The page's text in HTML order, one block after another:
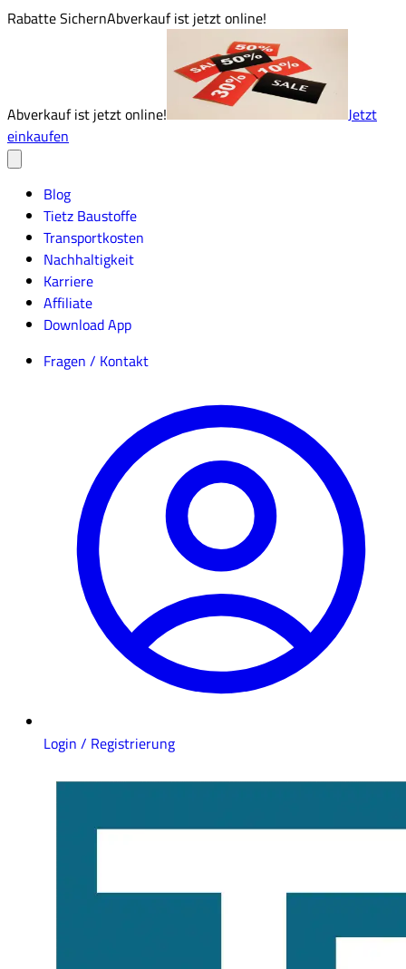
Rabatte SichernAbverkauf ist jetzt online!
Abverkauf ist jetzt online!
Jetzt
einkaufen
Blog
Tietz Baustoffe
Transportkosten
Nachhaltigkeit
Karriere
Affiliate
Download App
Fragen / Kontakt
Login / Registrierung